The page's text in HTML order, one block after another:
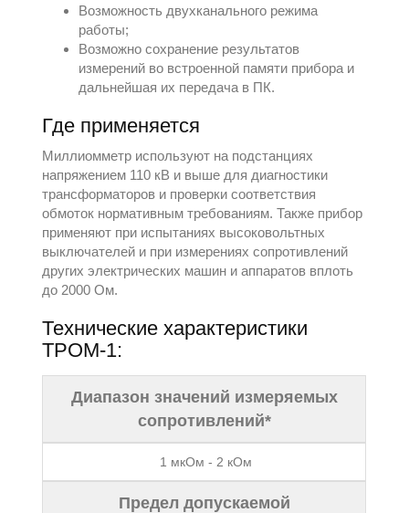
Возможность двухканального режима
работы;
Возможно сохранение результатов
измерений во встроенной памяти прибора и
дальнейшая их передача в ПК.
Где применяется
Миллиомметр используют на подстанциях
напряжением 110 кВ и выше для диагностики
трансформаторов и проверки соответствия
обмоток нормативным требованиям. Также прибор
применяют при испытаниях высоковольтных
выключателей и при измерениях сопротивлений
других электрических машин и аппаратов вплоть
до 2000 Ом.
Технические характеристики
ТРОМ-1:
Диапазон значений измеряемых
сопротивлений*
1 мкОм - 2 кОм
Предел допускаемой